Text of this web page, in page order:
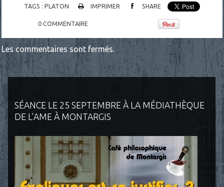
SÉANCE LE 25 SEPTEMBRE À LA MÉDIATHÈQUE
DE L'AME À MONTARGIS
TAGS : PLATON IMPRIMER SHARE
0 COMMENTAIRE
Les commentaires sont fermés.